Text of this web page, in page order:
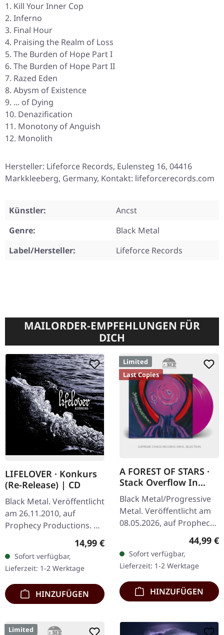
Kill Your Inner Cop
Inferno
Final Hour
Praising the Realm of Loss
The Burden of Hope Part I
The Burden of Hope Part II
Razed Eden
Abysm of Existence
... of Dying
Denazification
Monotony of Anguish
Monolith
Hersteller: Lifeforce Records, Eulensteg 16, 04416
Markkleeberg, Germany, Kontakt: lifeforcerecords.com
Künstler:
Ancst
Genre:
Black Metal
Label/Hersteller:
Lifeforce Records
MAILORDER-EMPFEHLUNGEN FÜR
DICH
LIFELOVER · Konkurs
(Re-Release) | CD
Black Metal. Veröffentlicht
am 26.11.2010, auf
Prophecy Productions. CD
im Jewelcase. Das Album
"Konkurs" von Lifelover
ist ein eindringliches
Werk,…
Regulärer Preis:
14,99 €
Sofort verfügbar,
Lieferzeit: 1-2 Werktage
HINZUFÜGEN
Limited
Last Copies
A FOREST OF STARS ·
Stack Overflow In
Corpse Pile Interface |
VIOLET 2LP
Black Metal/Progressive
Metal. Veröffentlicht am
08.05.2026, auf Prophecy
Productions. Violettes
Doppel-Vinyl im Gatefold-
Cover mit Insert und…
44,99 €
Sofort verfügbar,
Lieferzeit: 1-2 Werktage
HINZUFÜGEN
Limited